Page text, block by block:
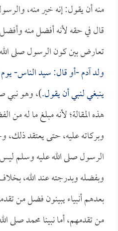
منه أن يقول: إنه خير منه،
قال في حقه لأنه أفضل منه
تعارض بين كون الرسول صلى
ولد آدم -أو قال: سيد الناس- يوم
ينبغي لنبي أن يقول.)، وهو نبي
هذه المقالة؛ لأنه مبلغ ما له
وبركاته عليه، حتى يعتقد
الرسول صلى الله عليه وسلم ليس
وبفضله وبدرجته عند الله، بخلاف
بعدهم أنبياء يبينون فضل من
من تقدمهم، أما نبينا محمد صلى